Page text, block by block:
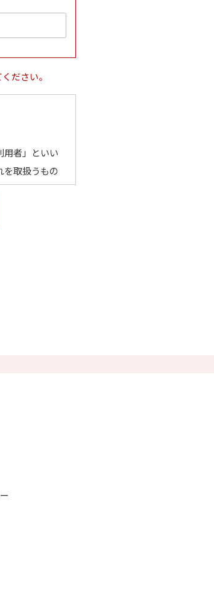
ださい。
用者」といい
を取扱うもの
情報と容易
よび資料の